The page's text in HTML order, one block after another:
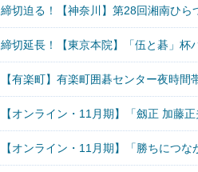
締切迫る！【神奈川】第28回湘南ひら
締切延長！【東京本院】「伍と碁」杯
【有楽町】有楽町囲碁センター夜時
【オンライン・11月期】「劔正 加藤
【オンライン・11月期】「勝ちにつな